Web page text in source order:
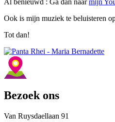
Al benieuwd : Ga dan naarmijn
Ook is mijn muziek te beluisteren
Tot dan!
Bezoek ons
Van Ruysdaellaan 91